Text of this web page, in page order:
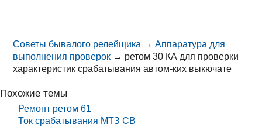
Советы бывалого релейщика →Аппаратура для
выполнения проверок → ретом 30 КА для проверки
характеристик срабатывания автом-ких выкючате
Похожие темы
Ремонт ретом 61
Ток срабатывания МТЗ СВ